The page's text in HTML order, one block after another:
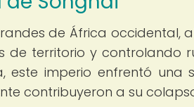
de África occidental,
de territorio y controlando
este imperio enfrentó una
contribuyeron a su